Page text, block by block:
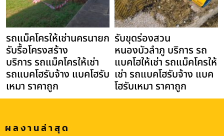
รถแม็คโครให้เช่านครนายก
รับรื้อโครงสร้าง
บริการ รถแม็คโครให้เช่า
รถแบคโฮรับจ้าง แบคโฮรับ
เหมา ราคาถูก
รับขุดร่องสวน
หนองบัวลำภู บริการ รถ
แบคโฮให้เช่า รถแม็คโครให้
เช่า รถแบคโฮรับจ้าง แบค
โฮรับเหมา ราคาถูก
ผลงานล่าสุด